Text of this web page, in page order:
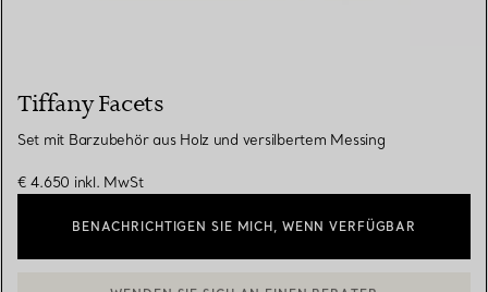
Tiffany Facets
Set mit Barzubehör aus Holz und versilbertem Messing
€ 4.650 inkl. MwSt
BENACHRICHTIGEN SIE MICH, WENN VERFÜGBAR